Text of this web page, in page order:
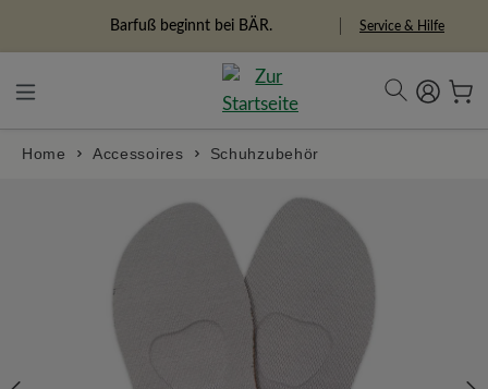
Freiheitspioniere Service & Hilfe
Home Accessoires Schuhzubehör